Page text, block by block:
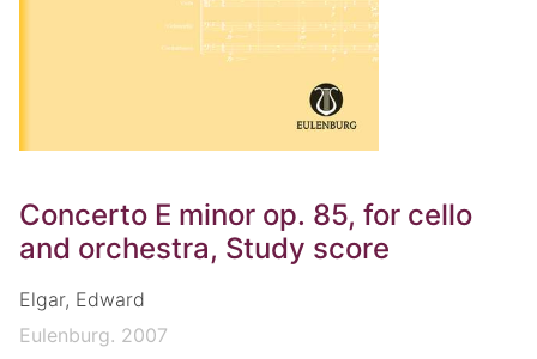
Concerto E minor op. 85, for cello
and orchestra, Study score
Elgar, Edward
Eulenburg. 2007